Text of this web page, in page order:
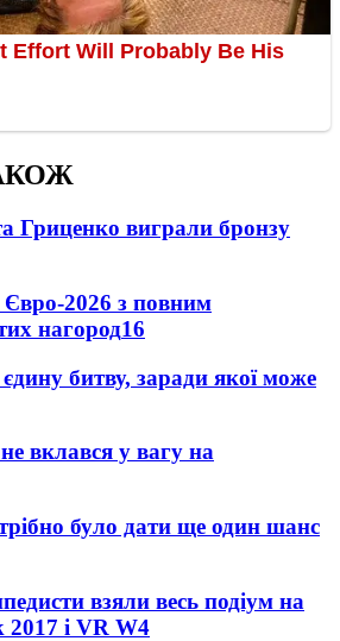
Гриценко виграли бронзу
2026 з повним
нагород16
битву, заради якої може
вклався у вагу на
було дати ще один шанс
взяли весь подіум на
2017 і VR W4